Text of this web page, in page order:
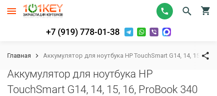
+7 (919) 778-01-38
Главная Аккумулятор для ноутбука HP TouchSmart G14, 14, 15, 16,
Аккумулятор для ноутбука HP
TouchSmart G14, 14, 15, 16, ProBook 340